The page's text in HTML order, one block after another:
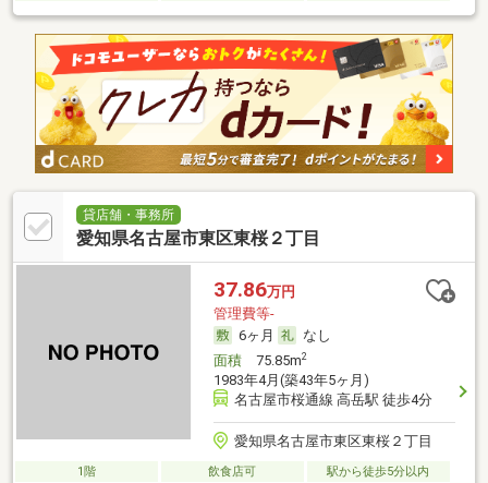
貸店舗・事務所
愛知県名古屋市東区東桜２丁目
37.86万円
管理費等-
6ヶ月
なし
面積75.85m2
1983年4月(築43年5ヶ月)
名古屋市桜通線 高岳駅 徒歩4分
愛知県名古屋市東区東桜２丁目
1階 飲食店可 駅から徒歩5分以内